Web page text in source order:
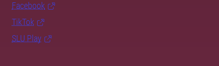
Facebook
TikTok
SLU Play